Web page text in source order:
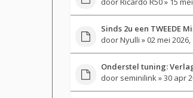
Sinds 2u een TWEEDE
doorNyulli » 02 mei 2026,
Onderstel tuning:
door seminilink » 30 apr